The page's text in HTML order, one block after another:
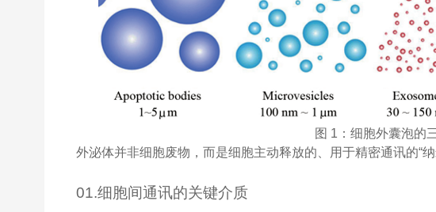
图 1：细胞外囊泡的
外泌体并非细胞废物，而是细胞主动释放的、用于精密通讯的“
01.细胞间通讯的关键介质